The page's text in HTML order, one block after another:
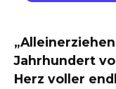
Jahrhundert
Herz voller